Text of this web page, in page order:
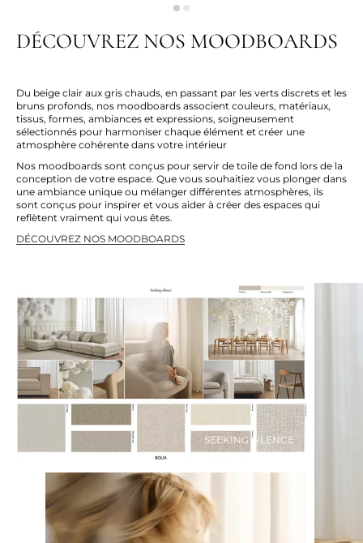
DÉCOUVREZ NOS MOODBOARDS
Du beige clair aux gris chauds, en passant par les verts discrets et les
bruns profonds, nos moodboards associent couleurs, matériaux,
tissus, formes, ambiances et expressions, soigneusement
sélectionnés pour harmoniser chaque élément et créer une
atmosphère cohérente dans votre intérieur
Nos moodboards sont conçus pour servir de toile de fond lors de la
conception de votre espace. Que vous souhaitiez vous plonger dans
une ambiance unique ou mélanger différentes atmosphères, ils
sont conçus pour inspirer et vous aider à créer des espaces qui
reflètent vraiment qui vous êtes.
DÉCOUVREZ NOS MOODBOARDS
SEEKING SILENCE